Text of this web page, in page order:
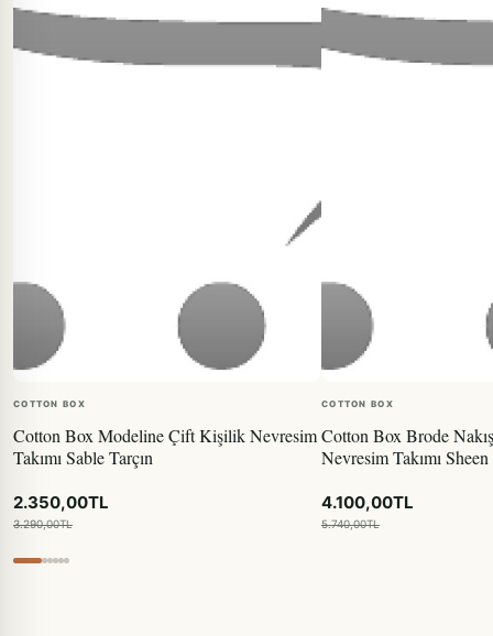
COTTON BOX
Cotton Box Modeline Çift Kişilik Nevresim
Takımı Sable Tarçın
2.350,00TL
3.290,00TL
COTTON BOX
Cotton Box Brode
Nevresim Takımı
4.100,00TL
5.740,00TL